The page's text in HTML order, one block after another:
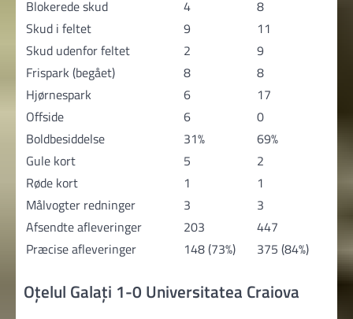
Blokerede skud
4
8
Skud i feltet
9
11
Skud udenfor feltet
2
9
Frispark (begået)
8
8
Hjørnespark
6
17
Offside
6
0
Boldbesiddelse
31%
69%
Gule kort
5
2
Røde kort
1
1
Målvogter redninger
3
3
Afsendte afleveringer
203
447
Præcise afleveringer
148 (73%) 375 (84%)
Oțelul Galați 1-0 Universitatea Craiova